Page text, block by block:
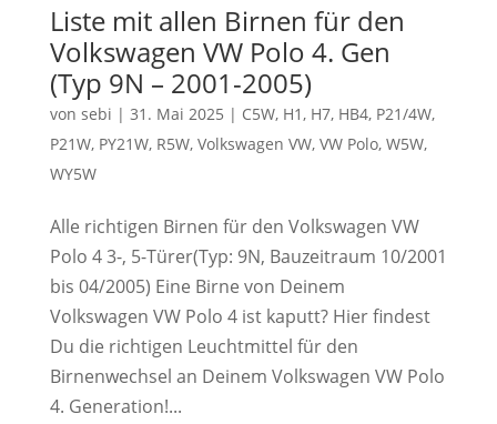
Liste mit allen Birnen für den
Volkswagen VW Polo 4. Gen
(Typ 9N – 2001-2005)
von sebi | 31. Mai 2025 | C5W, H1, H7, HB4, P21/4W,
P21W, PY21W, R5W, Volkswagen VW, VW Polo, W5W,
WY5W
Alle richtigen Birnen für den Volkswagen VW
Polo 4 3-, 5-Türer(Typ: 9N, Bauzeitraum 10/2001
bis 04/2005) Eine Birne von Deinem
Volkswagen VW Polo 4 ist kaputt? Hier findest
Du die richtigen Leuchtmittel für den
Birnenwechsel an Deinem Volkswagen VW Polo
4. Generation!...